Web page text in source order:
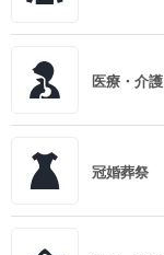
医療・介護
冠婚葬祭